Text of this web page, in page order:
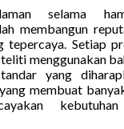
selama
membangun
tepercaya. Setiap
menggunakan
yang
membuat